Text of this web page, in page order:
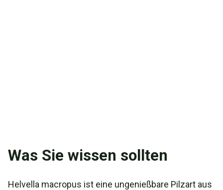
Was Sie wissen sollten
Helvella macropus ist eine ungenießbare Pilzart aus